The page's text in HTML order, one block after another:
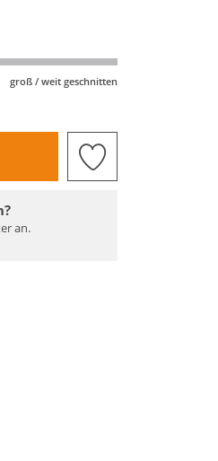
groß / weit geschnitten
an.